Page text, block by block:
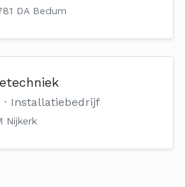
DA Bedum
Installatiebedrijf
Nijkerk